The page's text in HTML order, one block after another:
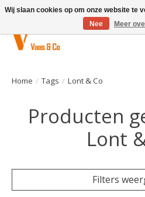
Home / Tags / Lont & Co
Producten
Lont
Filters
Wij slaan cookies op om onze website te
Nee
Meer